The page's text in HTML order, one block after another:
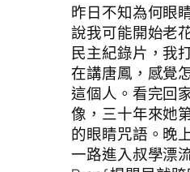
昨日不知為何眼
說我可能開始老
民主紀錄片，我
在講唐鳳，感覺
這個人。看完回
像，三十年來她
的眼睛咒語。晚
一路進入叔學漂